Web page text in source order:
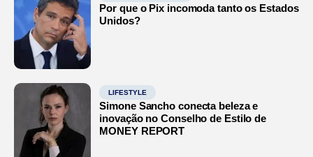
Por que o Pix incomoda tanto os Estados
Unidos?
LIFESTYLE
Simone Sancho conecta beleza e
inovação no Conselho de Estilo de
MONEY REPORT